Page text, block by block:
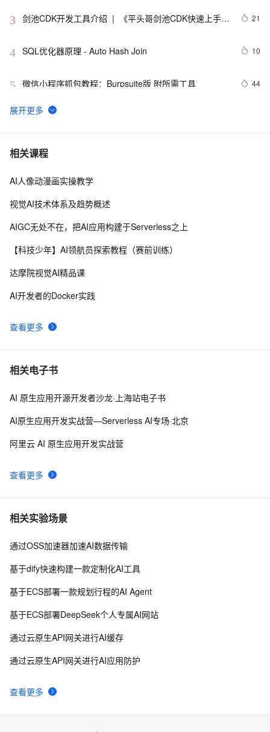
3 剑池CDK开发工具介绍  |  《平头哥剑池CDK快速上手指
21
4 SQL优化器原理 - Auto Hash Join 10
5 微信小程序抓包教程：Burpsuite版 附所需工具 44
6 又一个项目开源，阿里已成为中国开源的关键力量？
7 AI计算机视觉笔记七：基于mediapipe的虚拟鼠标控制
8 固特异（Goodyear）利用人工智能和物联网实现数字化
10革命来临：AI如何彻底颠覆传统软件开发的每一个环节
相关课程
查看更多
AI人像动漫画实操教学
视觉AI技术体系及趋势概述
AIGC无处不在，把AI应用构建于Serverless之上
【科技少年】AI领航员探索教程（赛前训练）
达摩院视觉AI精品课
AI开发者的Docker实践
相关电子书
查看更多
AI 原生应用开源开发者沙龙·上海站电子书
AI原生应用开发实战营—Serverless AI专场·北京
阿里云 AI 原生应用开发实战营
相关实验场景
查看更多
通过OSS加速器加速AI数据传输
基于dify快速构建一款定制化AI工具
基于ECS部署一款规划行程的AI Agent
基于ECS部署DeepSeek个人专属AI网站
通过云原生API网关进行AI缓存
通过云原生API网关进行AI应用防护